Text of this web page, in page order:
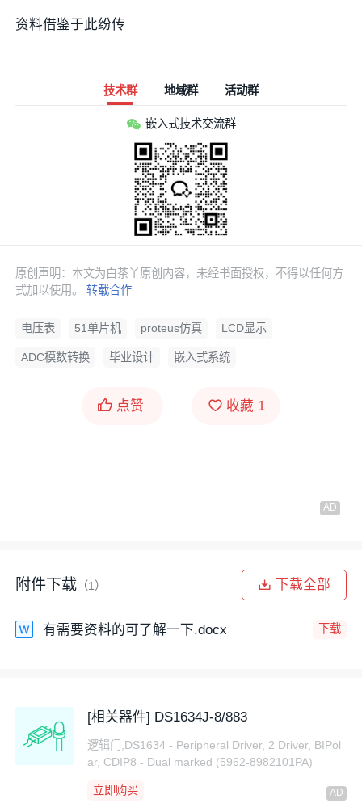
资料借鉴于此纷传
技术群 地域群 活动群
嵌入式技术交流群
原创声明：本文为白茶丫原创内容，未经书面授权，不得以任何方
式加以使用。转载合作
电压表 51单片机 proteus仿真 LCD显示
ADC模数转换 毕业设计 嵌入式系统
点赞 收藏 1
附件下载 （1） 下载全部
有需要资料的可了解一下.docx 下载
[相关器件] DS1634J-8/883
逻辑门,DS1634 - Peripheral Driver, 2 Driver, BIPol
ar, CDIP8 - Dual marked (5962-8982101PA)
立即购买